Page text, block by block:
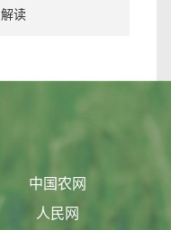
读
中国农网
人民网